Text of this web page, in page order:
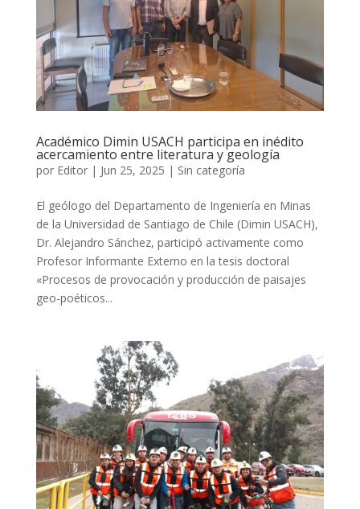
Académico Dimin USACH participa en inédito
acercamiento entre literatura y geología
por Editor| Jun 25, 2025 | Sin categoría
El geólogo del Departamento de Ingeniería en Minas
de la Universidad de Santiago de Chile (Dimin USACH),
Dr. Alejandro Sánchez, participó activamente como
Profesor Informante Externo en la tesis doctoral
«Procesos de provocación y producción de paisajes
geo-poéticos...